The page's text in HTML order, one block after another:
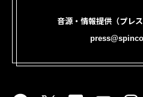
音源・情報提供（プレ